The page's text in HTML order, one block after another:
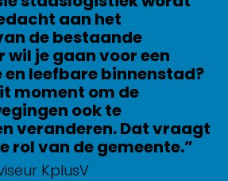
aan het
de bestaande
wil je gaan voor een
leefbare binnenstad?
moment om de
ook te
veranderen. Dat vraagt
rol van de gemeente.”
KplusV